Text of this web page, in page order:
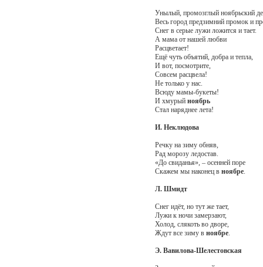
Унылый, промозглый ноябрьский
Весь город предзимний промок и
Снег в серые лужи ложится и тает.
А мама от нашей любви
Расцветает!
Ещё чуть объятий, добра и тепла,
И вот, посмотрите,
Совсем расцвела!
Не только у нас.
Всюду мамы-букеты!
И хмурый ноябрь
Стал наряднее лета!
И. Неклюдова
Речку на зиму обняв,
Рад морозу ледостав.
«До свиданья», – осенней поре
Скажем мы наконец в ноябре.
Л. Шмидт
Снег идёт, но тут же тает,
Лужи к ночи замерзают,
Холод, слякоть во дворе,
Ждут все зиму в ноябре.
Э. Вавилова-Шелестовская